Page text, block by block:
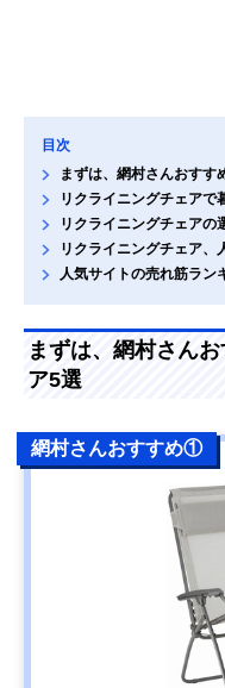
目次
まずは、網村さんおすす
リクライニングチェアで
リクライニングチェアの
リクライニングチェア、
人気サイトの売れ筋ラン
まずは、網村さん
ア5選
網村さんおすすめ①